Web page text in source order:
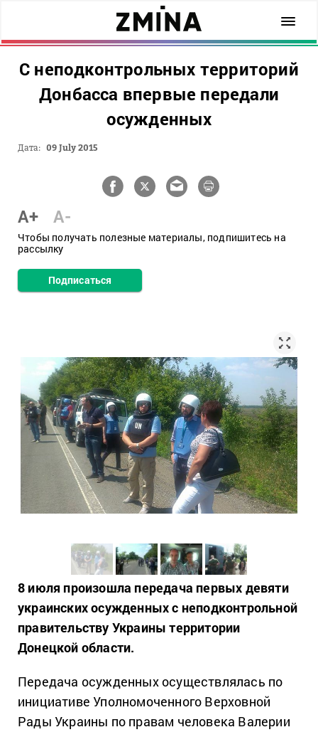
С неподконтрольных территорий
Донбасса впервые передали
осужденных
Дата: 09 July 2015
A+ A-
Чтобы получать полезные материалы, подпишитесь на
рассылку
Подписаться
8 июля произошла передача первых девяти
украинских осужденных с неподконтрольной
правительству Украины территории
Донецкой области.
Передача осужденных осуществлялась по
инициативе Уполномоченного Верховной
Рады Украины по правам человека Валерии